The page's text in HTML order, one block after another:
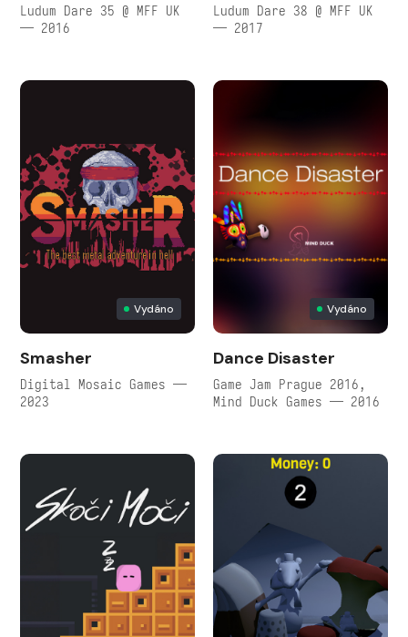
Ludum Dare 35 @ MFF UK
— 2016
Ludum Dare 38 @ MFF UK
— 2017
Vydáno
Smasher
Digital Mosaic Games —
2023
Vydáno
Dance Disaster
Game Jam Prague 2016,
Mind Duck Games — 2016